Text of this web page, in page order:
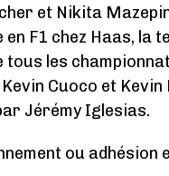
et Nikita
en F1 chez Haas, la
tous les
Cuoco et
Jérémy Iglesias.
ou adhésion